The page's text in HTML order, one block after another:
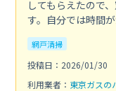
してもらえたので
す。自分では時間
網戸清掃
投稿日：2026/01/30
利用業者： 東京ガスの